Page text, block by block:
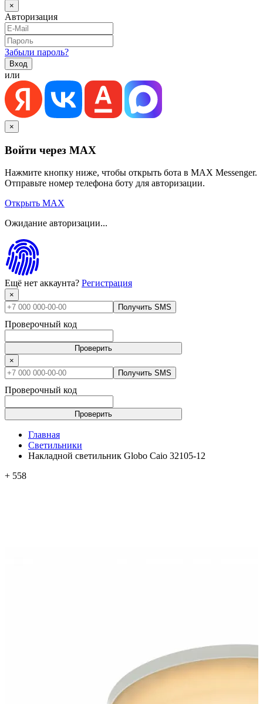
×
Авторизация
Забыли пароль?
или
×
Войти через MAX
Нажмите кнопку ниже, чтобы открыть бота в MAX Messenger.
Отправьте номер телефона боту для авторизации.
Открыть MAX
Ожидание авторизации...
Ещё нет аккаунта? Регистрация
×
Получить SMS
Проверочный код
Проверить
×
Получить SMS
Проверочный код
Проверить
Главная
Светильники
Накладной светильник Globo Caio 32105-12
+ 558